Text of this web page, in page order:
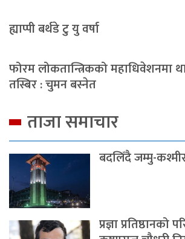
ह्याप्पी बर्थडे टु यु वर्षा
फोरम लोकतान्त्रिकको महाधिवेशनमा
तस्बिर : चुमन बस्नेत
ताजा समाचार
बदलिँदै जम्मु-
प्रज्ञा